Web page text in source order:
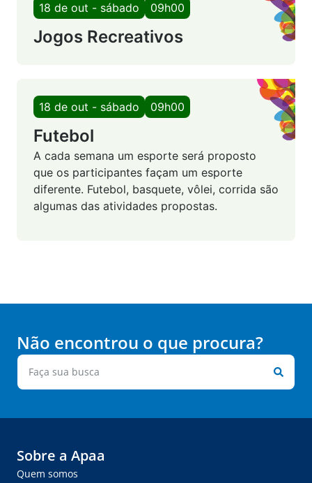
18 de out - sábado 09h00
Jogos Recreativos
18 de out - sábado 09h00
Futebol
A cada semana um esporte será proposto
que os participantes façam um esporte
diferente. Futebol, basquete, vôlei, corrida são
algumas das atividades propostas.
Não encontrou o que procura?
Sobre a Apaa
Quem somos